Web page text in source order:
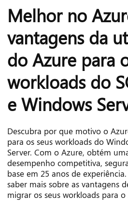
Melhor no
vantagens da
do Azure para
workloads do
e Windows
Descubra por que motivo o
para os seus workloads do
Server. Com o Azure, obtém
desempenho competitiva,
base em 25 anos de
saber mais sobre as vantagens
migrar os seus workloads para o